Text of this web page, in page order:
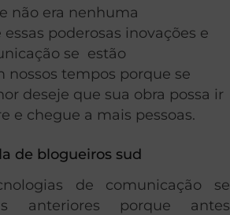
não era nenhuma
poderosas inovações e
se estão
nossos tempos porque se
deseje que sua obra possa ir
e chegue a mais pessoas.
de blogueiros sud
de comunicação se
anteriores porque antes